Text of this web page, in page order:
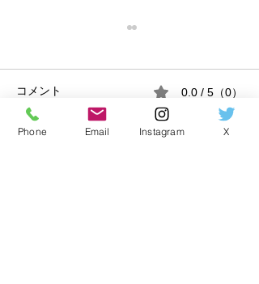
コメント 0.0 / 5（0）
Phone Email Instagram X